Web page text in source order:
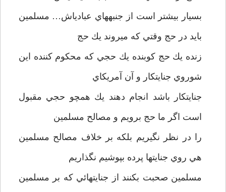
بسيار بيشتر است از جنبه­هاي عبادي­اش… مسلمين
بايد در حج وقتي كه مي­روند يك حج
زنده يك حج كوبنده يك حجي كه محكوم كننده اين
شوروي جنايتكار و آن آمريكاي
جنايتكار باشد انجام دهند يك همچو حجي مقبول
است اگر ما حج برويم و مصالح مسلمين
را در نظر نگيريم بلكه بر خلاف مصالح مسلمين
هي روي جنايتها پرده بپوشيم نگذاريم
مسلمين صحبت بكنند از جنايتهائي كه بر مسلمين